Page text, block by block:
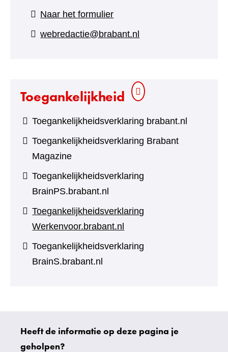
Naar het formulier(verwijst
naar
webredactie@brabant.nl
Toegankelijkheid
Toegankelijkheidsverklaring brabant.nl
Toegankelijkheidsverklaring Brabant
Magazine
Toegankelijkheidsverklaring
BrainPS.brabant.nl
Toegankelijkheidsverklaring
Werkenvoor.brabant.nl
Toegankelijkheidsverklaring
BrainS.brabant.nl
Uw
gegevens
Heeft de informatie op deze pagina je
geholpen?